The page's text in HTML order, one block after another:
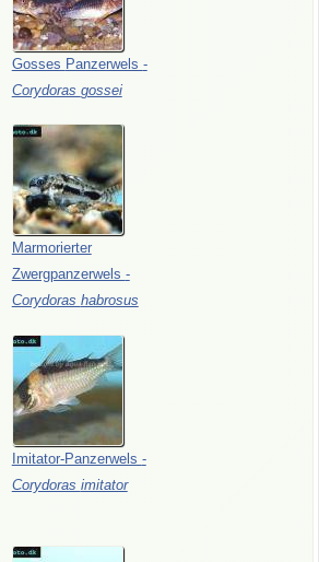
Gosses Panzerwels -
Corydoras gossei
Marmorierter
Zwergpanzerwels -
Corydoras habrosus
Imitator-Panzerwels -
Corydoras imitator